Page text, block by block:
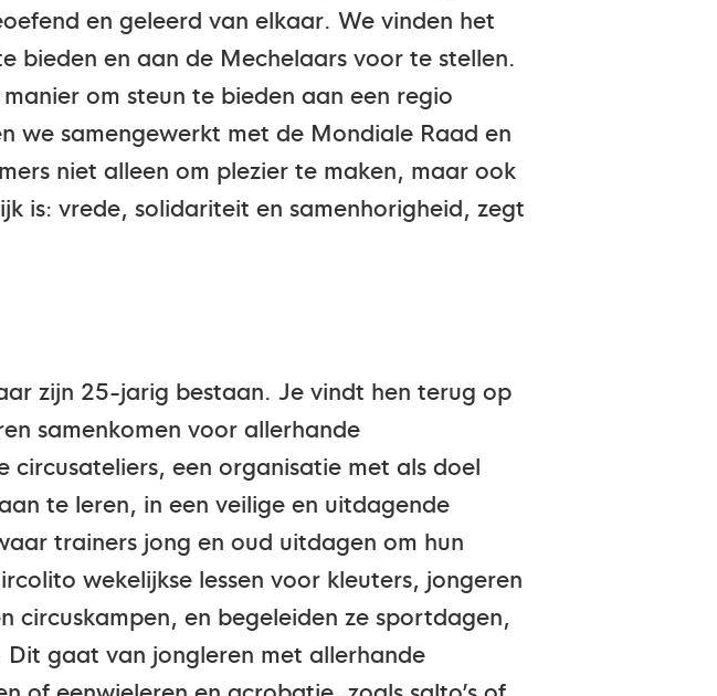
en geleerd van elkaar. We vinden het
bieden en aan de Mechelaars voor te stellen.
om steun te bieden aan een regio
samengewerkt met de Mondiale Raad en
niet alleen om plezier te maken, maar ook
is: vrede, solidariteit en samenhorigheid, zegt
zijn 25-jarig bestaan. Je vindt hen terug op
samenkomen voor allerhande
een organisatie met als doel
te leren, in een veilige en uitdagende
trainers jong en oud uitdagen om hun
wekelijkse lessen voor kleuters, jongeren
circuskampen, en begeleiden ze sportdagen,
gaat van jongleren met allerhande